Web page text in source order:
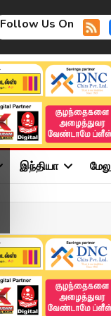
Follow Us On
இந்தியா